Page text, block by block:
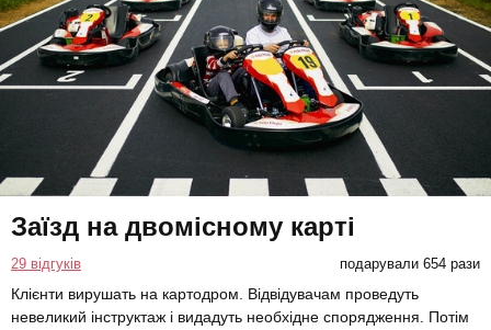
Заїзд на двомісному карті
29 відгуків подарували 654 рази
Клієнти вирушать на картодром. Відвідувачам проведуть
невеликий інструктаж і видадуть необхідне спорядження. Потім